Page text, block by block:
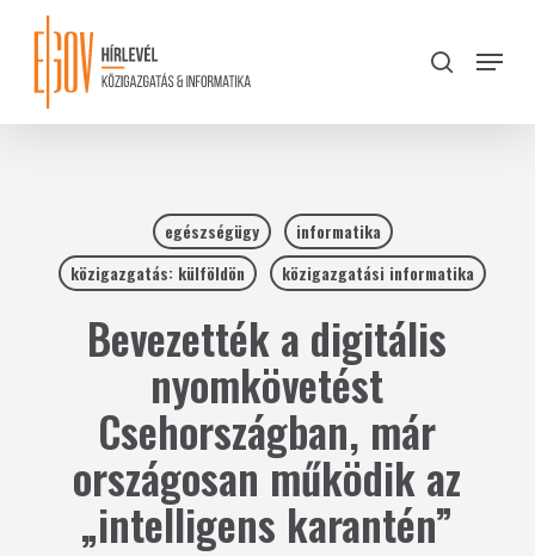
content
search
Menu
egészségügy
informatika
közigazgatás: külföldön
közigazgatási informatika
Bevezették a digitális
nyomkövetést
Csehországban, már
országosan működik az
„intelligens karantén”
Close